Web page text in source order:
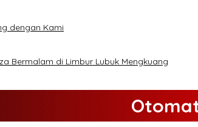
dengan Kami
Bermalam di Limbur Lubuk Mengkuang